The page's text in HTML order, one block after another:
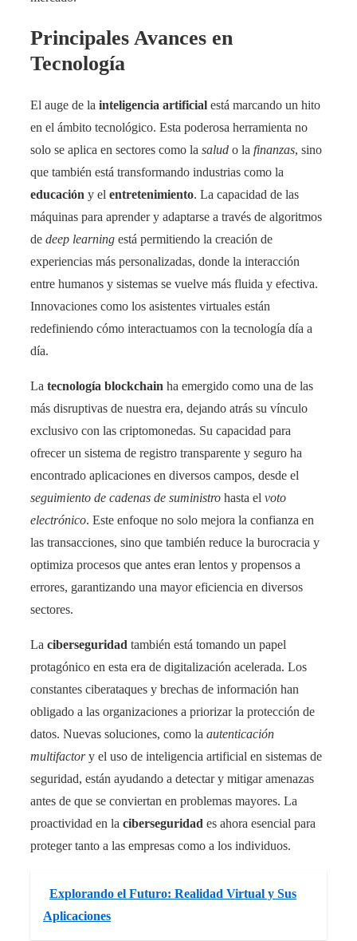
Principales Avances en
Tecnología
El auge de la inteligencia artificial está marcando un hito
en el ámbito tecnológico. Esta poderosa herramienta no
solo se aplica en sectores como la salud o la finanzas, sino
que también está transformando industrias como la
educación y el entretenimiento. La capacidad de las
máquinas para aprender y adaptarse a través de algoritmos
de deep learning está permitiendo la creación de
experiencias más personalizadas, donde la interacción
entre humanos y sistemas se vuelve más fluida y efectiva.
Innovaciones como los asistentes virtuales están
redefiniendo cómo interactuamos con la tecnología día a
día.
La tecnología blockchain ha emergido como una de las
más disruptivas de nuestra era, dejando atrás su vínculo
exclusivo con las criptomonedas. Su capacidad para
ofrecer un sistema de registro transparente y seguro ha
encontrado aplicaciones en diversos campos, desde el
seguimiento de cadenas de suministro hasta el voto
electrónico. Este enfoque no solo mejora la confianza en
las transacciones, sino que también reduce la burocracia y
optimiza procesos que antes eran lentos y propensos a
errores, garantizando una mayor eficiencia en diversos
sectores.
La ciberseguridad también está tomando un papel
protagónico en esta era de digitalización acelerada. Los
constantes ciberataques y brechas de información han
obligado a las organizaciones a priorizar la protección de
datos. Nuevas soluciones, como la autenticación
multifactory el uso de inteligencia artificial en sistemas de
seguridad, están ayudando a detectar y mitigar amenazas
antes de que se conviertan en problemas mayores. La
proactividad en la ciberseguridad es ahora esencial para
proteger tanto a las empresas como a los individuos.
Explorando el Futuro: Realidad Virtual y Sus
Aplicaciones